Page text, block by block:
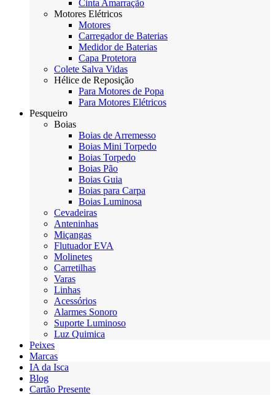
Cinta Amarração
Motores Elétricos
Motores
Carregador de Baterias
Medidor de Baterias
Capa Protetora
Colete Salva Vidas
Hélice de Reposição
Para Motores de Popa
Para Motores Elétricos
Pesqueiro
Boias
Boias de Arremesso
Boias Mini Torpedo
Boias Torpedo
Boias Pão
Boias Guia
Boias para Carpa
Boias Luminosa
Cevadeiras
Anteninhas
Miçangas
Flutuador EVA
Molinetes
Carretilhas
Varas
Linhas
Acessórios
Alarmes Sonoro
Suporte Luminoso
Luz Quimica
Peixes
Marcas
IA da Isca
Blog
Cartão Presente